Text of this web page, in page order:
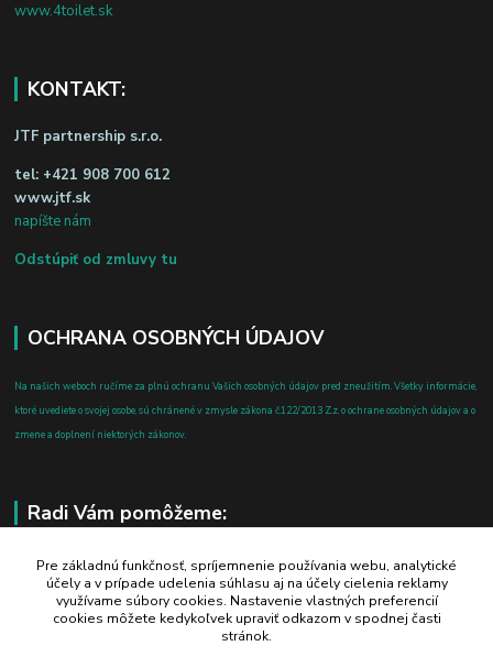
www.4toilet.sk
KONTAKT:
JTF partnership s.r.o.
tel: +421 908 700 612
www.jtf.sk
napíšte nám
Odstúpiť od zmluvy tu
OCHRANA OSOBNÝCH ÚDAJOV
Na našich weboch ručíme za plnú ochranu Vašich osobných údajov pred zneužitím. Všetky informácie,
ktoré uvediete o svojej osobe, sú chránené v zmysle zákona č.122/2013 Z.z. o ochrane osobných údajov a o
zmene a doplnení niektorých zákonov.
Radi Vám pomôžeme:
+421 908 700 612
po-pia: 8.00 - 16.00
business@jtf.sk
Pre základnú funkčnosť, spríjemnenie používania webu, analytické
účely a v prípade udelenia súhlasu aj na účely cielenia reklamy
využívame súbory cookies. Nastavenie vlastných preferencií
cookies môžete kedykoľvek upraviť odkazom v spodnej časti
stránok.